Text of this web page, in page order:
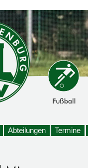
Abteilungen Termine